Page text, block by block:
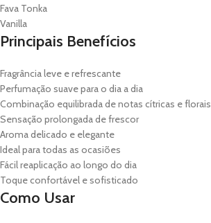
Fava Tonka
Vanilla
Principais Benefícios
Fragrância leve e refrescante
Perfumação suave para o dia a dia
Combinação equilibrada de notas cítricas e florais
Sensação prolongada de frescor
Aroma delicado e elegante
Ideal para todas as ocasiões
Fácil reaplicação ao longo do dia
Toque confortável e sofisticado
Como Usar